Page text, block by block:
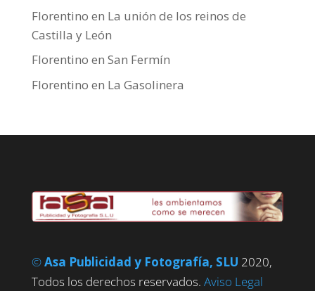
Florentino en La unión de los reinos de
Castilla y León
Florentino en San Fermín
Florentino en La Gasolinera
©Asa Publicidad y Fotografía, SLU 2020,
Todos los derechos reservados. Aviso Legal